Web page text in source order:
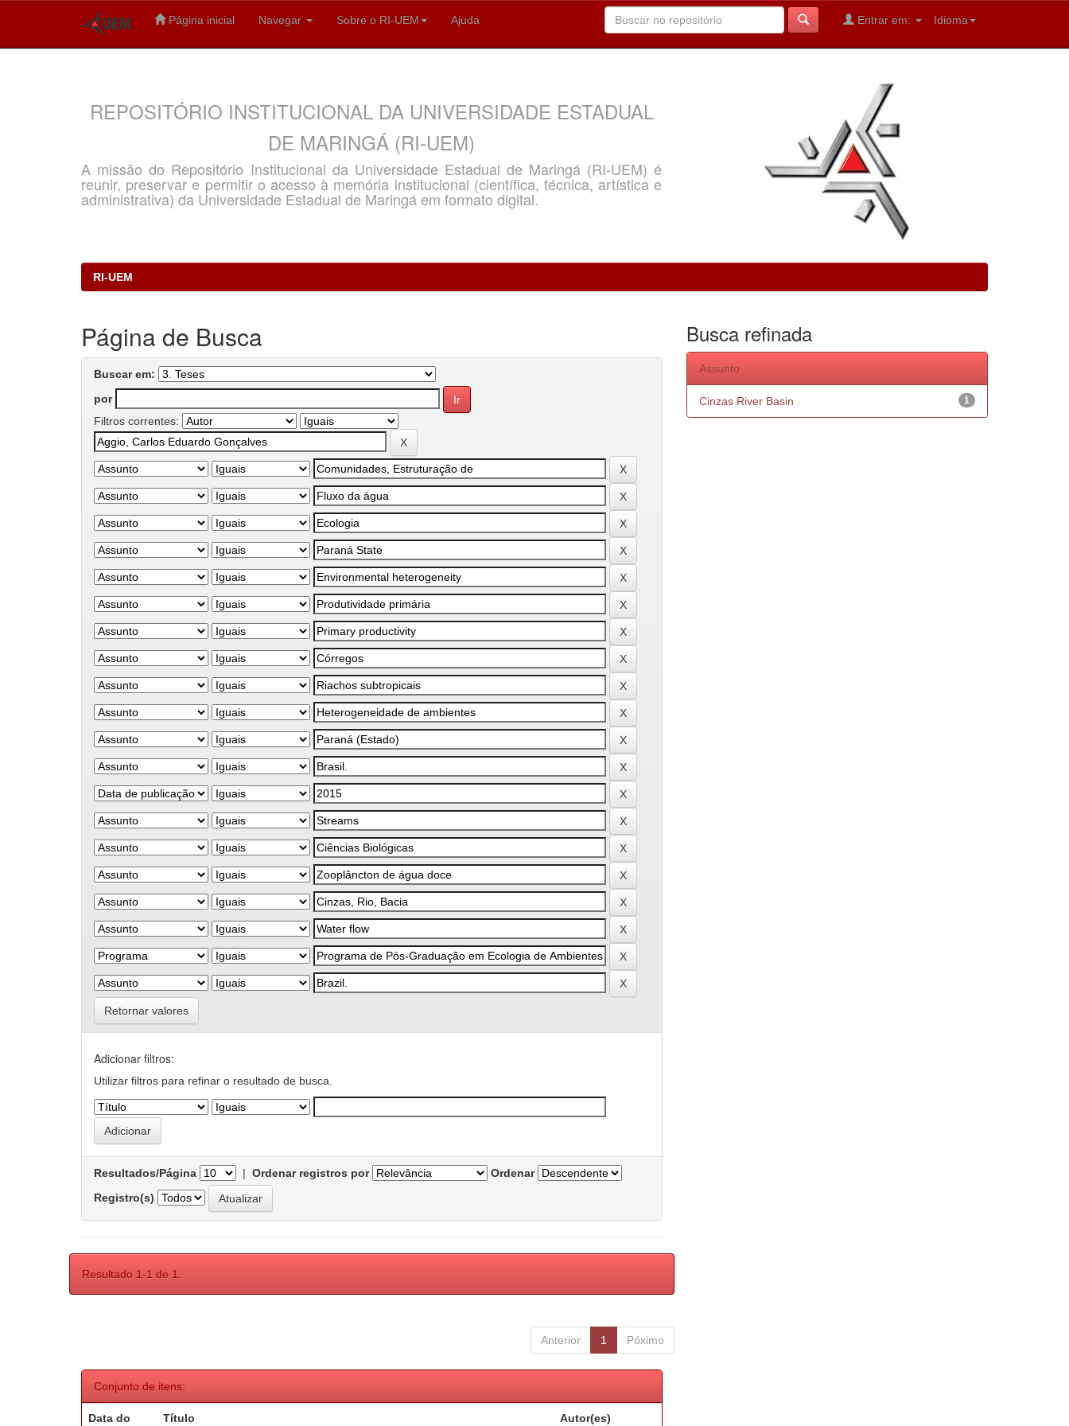
Página inicial Navegar Sobre o RI-UEM Ajuda Idioma
Entrar em:
REPOSITÓRIO INSTITUCIONAL DA UNIVERSIDADE ESTADUAL
DE MARINGÁ (RI-UEM)
A missão do Repositório Institucional da Universidade Estadual de Maringá (RI-UEM) é
reunir, preservar e permitir o acesso à memória institucional (científica, técnica, artística e
administrativa) da Universidade Estadual de Maringá em formato digital.
RI-UEM
Página de Busca
Buscar em:
por
Filtros correntes:
Retornar valores
Adicionar filtros:
Utilizar filtros para refinar o resultado de busca.
Resultados/Página | Ordenar registros por
Ordenar
Registro(s)
Resultado 1-1 de 1.
Anterior 1 Póximo
Conjunto de itens:
Data do Título Autor(es)
Busca refinada
Assunto
1
Cinzas River Basin